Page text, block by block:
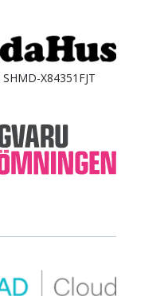
SHMD-X84351FJT